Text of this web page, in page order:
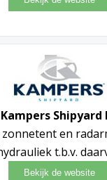
Kampers Shipyard
en
t.b.v.